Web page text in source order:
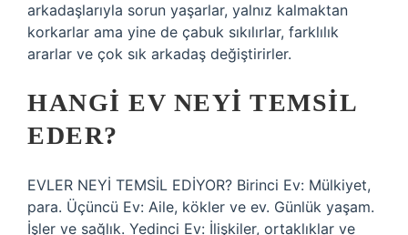
arkadaşlarıyla sorun yaşarlar, yalnız kalmaktan
korkarlar ama yine de çabuk sıkılırlar, farklılık
ararlar ve çok sık arkadaş değiştirirler.
HANGI EV NEYI TEMSIL
EDER?
EVLER NEYİ TEMSİL EDİYOR? Birinci Ev: Mülkiyet,
para. Üçüncü Ev: Aile, kökler ve ev. Günlük yaşam.
İşler ve sağlık. Yedinci Ev: İlişkiler, ortaklıklar ve